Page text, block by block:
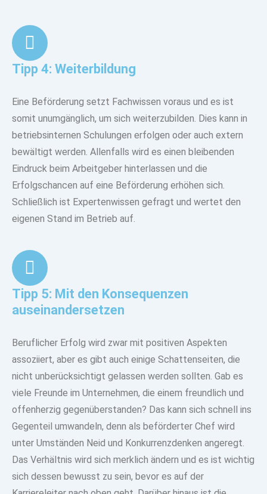
Tipp 4: Weiterbildung
Eine Beförderung setzt Fachwissen voraus und es ist
somit unumgänglich, um sich weiterzubilden. Dies kann in
betriebsinternen Schulungen erfolgen oder auch extern
bewältigt werden. Allenfalls wird es einen bleibenden
Eindruck beim Arbeitgeber hinterlassen und die
Erfolgschancen auf eine Beförderung erhöhen sich.
Schließlich ist Expertenwissen gefragt und wertet den
eigenen Stand im Betrieb auf.
Tipp 5: Mit den Konsequenzen
auseinandersetzen
Beruflicher Erfolg wird zwar mit positiven Aspekten
assoziiert, aber es gibt auch einige Schattenseiten, die
nicht unberücksichtigt gelassen werden sollten. Gab es
viele Freunde im Unternehmen, die einem freundlich und
offenherzig gegenüberstanden? Das kann sich schnell ins
Gegenteil umwandeln, denn als beförderter Chef wird
unter Umständen Neid und Konkurrenzdenken angeregt.
Das Verhältnis wird sich merklich ändern und es ist wichtig
sich dessen bewusst zu sein, bevor es auf der